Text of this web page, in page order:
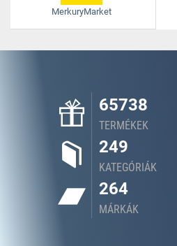
MerkuryMarket
65738
TERMÉKEK
249
KATEGÓRIÁK
264
MÁRKÁK